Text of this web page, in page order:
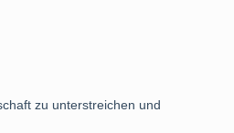
zu unterstreichen und